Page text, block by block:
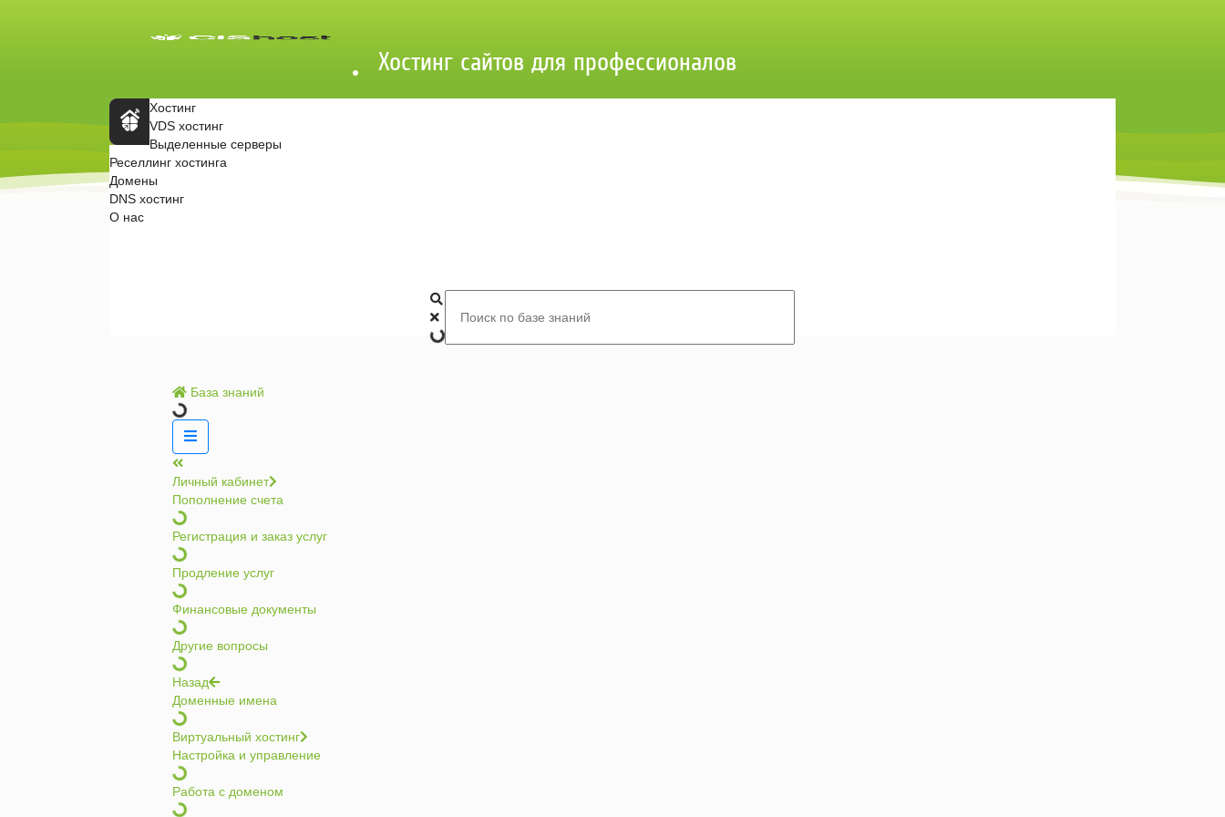
База знаний
Личный кабинет
Пополнение счета
Регистрация и заказ услуг
Продление услуг
Финансовые документы
Другие вопросы
Назад
Доменные имена
Виртуальный хостинг
Настройка и управление
Работа с доменом
Хостинг сайтов для профессионалов
ая
стран
ица
CISHo
st.ru
Хостинг
VDS хостинг
Выделенные серверы
Реселлинг хостинга
Домены
DNS хостинг
О нас